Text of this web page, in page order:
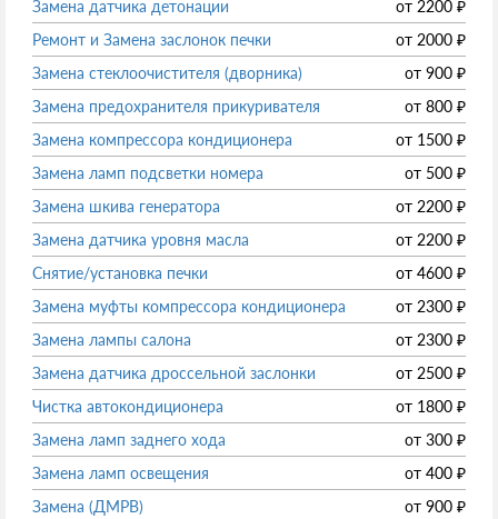
Замена датчика детонации от 2200 ₽
Ремонт и Замена заслонок печки
от 2000 ₽
Замена стеклоочистителя (дворника)
от 900 ₽
Замена предохранителя прикуривателя
от 800 ₽
Замена компрессора кондиционера
от 1500 ₽
Замена ламп подсветки номера
от 500 ₽
Замена шкива генератора
от 2200 ₽
Замена датчика уровня масла
от 2200 ₽
Снятие/установка печки
от 4600 ₽
Замена муфты компрессора кондиционера
от 2300 ₽
Замена лампы салона
от 2300 ₽
Замена датчика дроссельной заслонки
от 2500 ₽
Чистка автокондиционера
от 1800 ₽
Замена ламп заднего хода
от 300 ₽
Замена ламп освещения
от 400 ₽
Замена (ДМРВ)
от 900 ₽